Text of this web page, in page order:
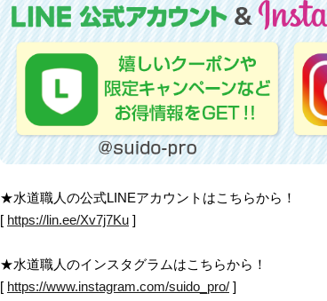
★水道職人の公式LINEアカウントはこちらから！
[ https://lin.ee/Xv7j7Ku ]
★水道職人のインスタグラムはこちらから！
[ https://www.instagram.com/suido_pro/ ]